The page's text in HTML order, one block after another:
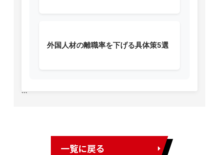
外国人材の離職率を下げる具体策5選
```
一覧に戻る